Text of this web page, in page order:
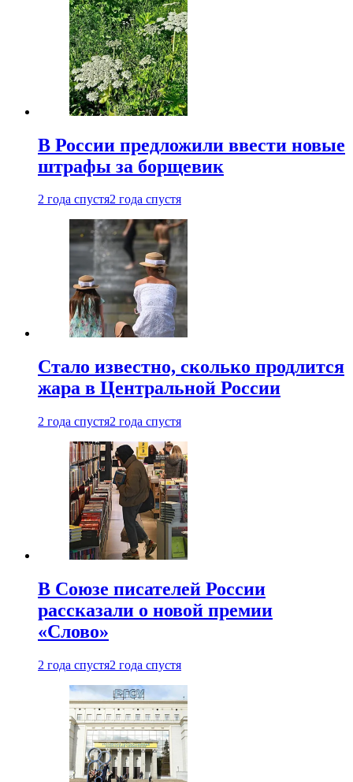
В России предложили ввести новые
штрафы за борщевик
2 года спустя2 года спустя
Стало известно, сколько продлится
жара в Центральной России
2 года спустя2 года спустя
В Союзе писателей России
рассказали о новой премии
«Слово»
2 года спустя2 года спустя